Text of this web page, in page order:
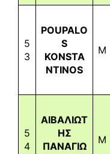
5
3
POUPALO
S
KONSTA
NTINOS
M
5
4
ΑΙΒΑΛΙΩΤ
ΗΣ
ΠΑΝΑΓΙΩ
M